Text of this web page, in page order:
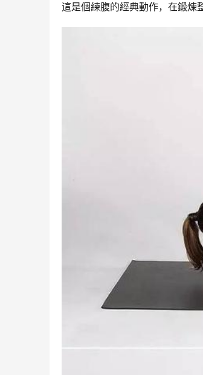
這是個練腹的經典動作，在鍛煉